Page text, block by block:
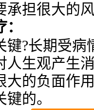
承担很大的
?长期受病
人生观产生
大的负面作
的。